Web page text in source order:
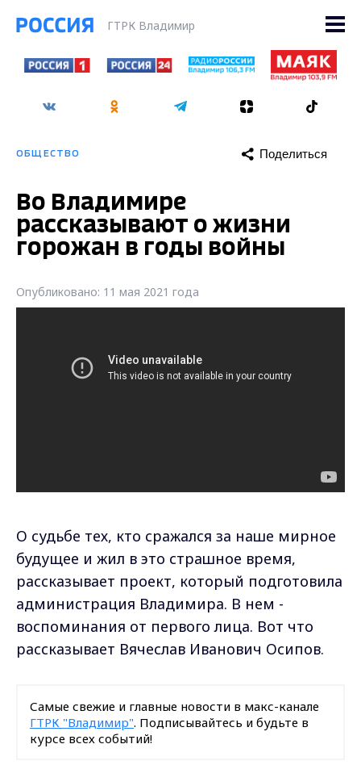
ГТРК Владимир
ОБЩЕСТВО Поделиться
Во Владимире
рассказывают о жизни
горожан в годы войны
Опубликовано: 11 мая 2021 года
О судьбе тех, кто сражался за наше мирное
будущее и жил в это страшное время,
рассказывает проект, который подготовила
администрация Владимира. В нем -
воспоминания от первого лица. Вот что
рассказывает Вячеслав Иванович Осипов.
Самые свежие и главные новости в макс-канале
ГТРК "Владимир". Подписывайтесь и будьте в
курсе всех событий!